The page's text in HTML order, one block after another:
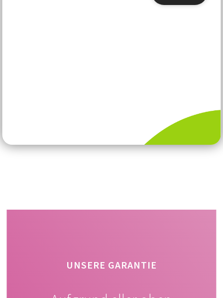
UNSERE GARANTIE